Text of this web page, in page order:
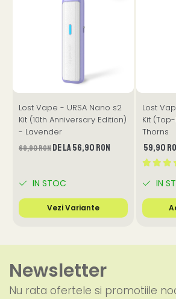
Lost Vape - URSA Nano s2
Kit (10th Anniversary Edition)
- Lavender
69,90 RONde la 56,90 RON
IN STOC
Vezi Variante
Lost
Kit
Thorns
59,90
IN
Newsletter
Nu rata ofertele si promotiile